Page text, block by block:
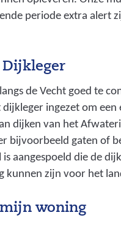
e
e
r
i
n
g
periode extra alert
de Vecht goed te
ingezet om
dijken van het
bijvoorbeeld gaten of
aangespoeld die de
kunnen zijn voor het
woning